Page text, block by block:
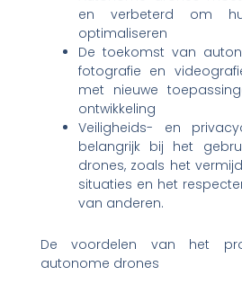
en verbeterd om
optimaliseren
De toekomst van
fotografie en
met nieuwe
ontwikkeling
Veiligheids- en
belangrijk bij het
drones, zoals het
situaties en het
van anderen.
De voordelen van het
autonome drones